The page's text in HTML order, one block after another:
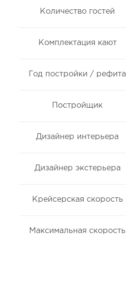
Количество гостей
Комплектация кают
Год постройки / рефита
Постройщик
Дизайнер интерьера
Дизайнер экстерьера
Крейсерская скорость
Максимальная скорость